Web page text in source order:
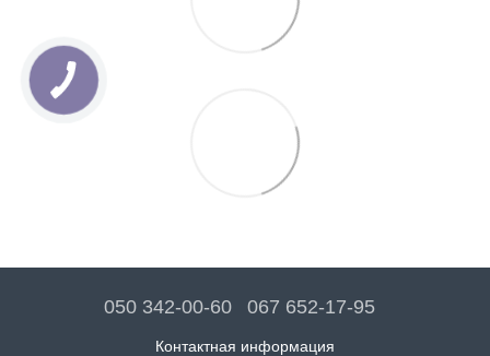
050 342-00-60 067 652-17-95
Контактная информация